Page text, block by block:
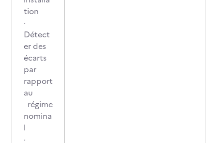
tion
·
Détect
er des
écarts
par
rapport
au
régime
nomina
l
·